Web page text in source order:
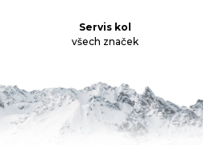
p
i
Servis kol
všech značek